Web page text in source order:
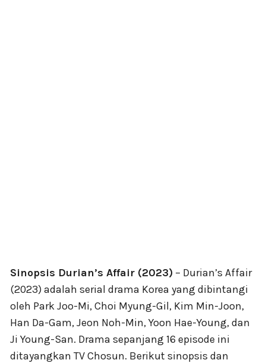
Sinopsis Durian’s Affair (2023) – Durian’s Affair
(2023) adalah serial drama Korea yang dibintangi
oleh Park Joo-Mi, Choi Myung-Gil, Kim Min-Joon,
Han Da-Gam, Jeon Noh-Min, Yoon Hae-Young, dan
Ji Young-San. Drama sepanjang 16 episode ini
ditayangkan TV Chosun. Berikut sinopsis dan